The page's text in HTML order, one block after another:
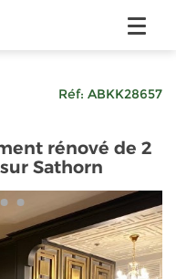
Réf: ABKK28657
rénové de 2
Sathorn